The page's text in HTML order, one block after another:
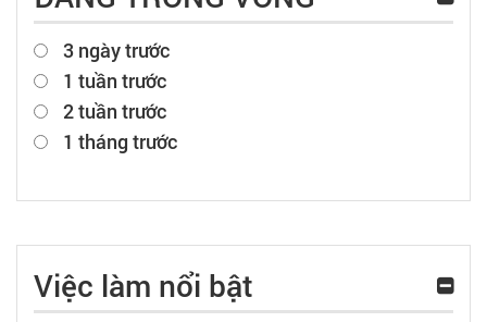
3 ngày trước
1 tuần trước
2 tuần trước
1 tháng trước
Việc làm nổi bật